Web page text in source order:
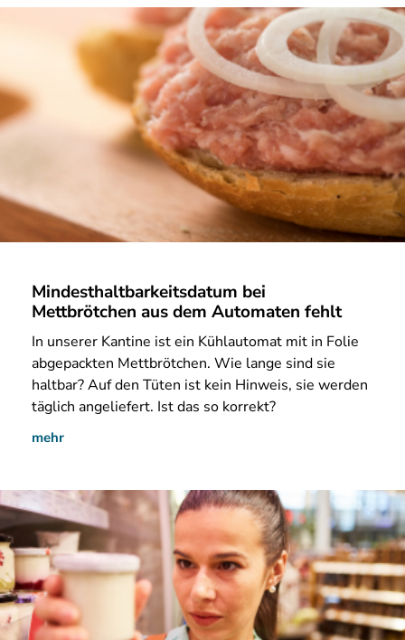
Mindesthaltbarkeitsdatum bei
Mettbrötchen aus dem Automaten fehlt
In unserer Kantine ist ein Kühlautomat mit in Folie
abgepackten Mettbrötchen. Wie lange sind sie
haltbar? Auf den Tüten ist kein Hinweis, sie werden
täglich angeliefert. Ist das so korrekt?
mehr